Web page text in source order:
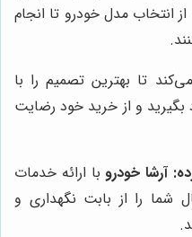
انتخاب مدل خودرو تا انجام
تا بهترین تصمیم را با
بگیرید و از خرید خود رضایت
آرشا خودرو با ارائه خدمات
را از بابت نگهداری و